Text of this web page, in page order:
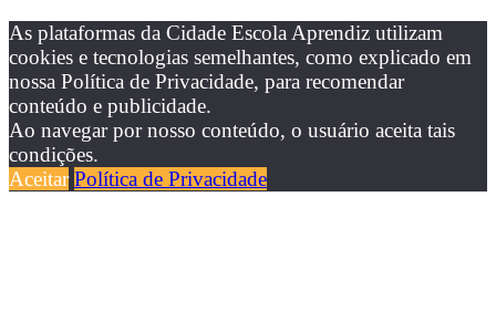
As plataformas da Cidade Escola Aprendiz utilizam
cookies e tecnologias semelhantes, como explicado em
nossa Política de Privacidade, para recomendar
conteúdo e publicidade.
Ao navegar por nosso conteúdo, o usuário aceita tais
condições.
Aceitar Política de Privacidade